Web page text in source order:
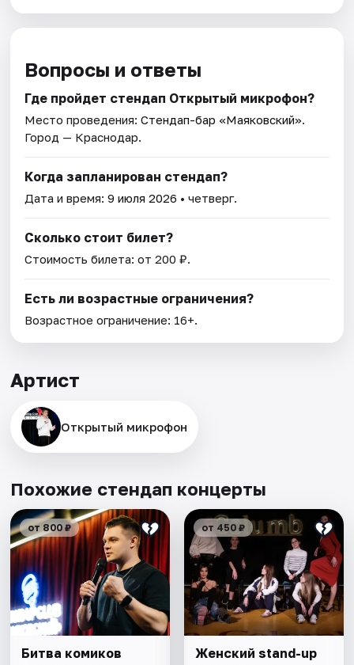
Вопросы и ответы
Где пройдет стендап Открытый микрофон?
Место проведения:Стендап-бар «Маяковский».
Город — Краснодар.
Когда запланирован стендап?
Дата и время:9 июля 2026 • четверг.
Сколько стоит билет?
Стоимость билета: от 200 ₽.
Есть ли возрастные ограничения?
Возрастное ограничение: 16+.
Артист
Открытый микрофон
Похожие стендап концерты
от 800 ₽
Битва комиков
от 450 ₽
Женский stand-up